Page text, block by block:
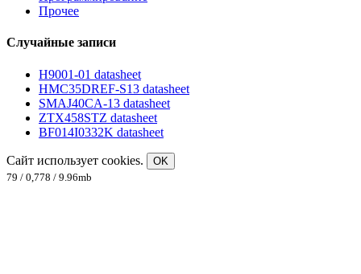
Прочее
Случайные записи
H9001-01 datasheet
HMC35DREF-S13 datasheet
SMAJ40CA-13 datasheet
ZTX458STZ datasheet
BF014I0332K datasheet
Сайт использует cookies.
OK
79 / 0,778 / 9.96mb